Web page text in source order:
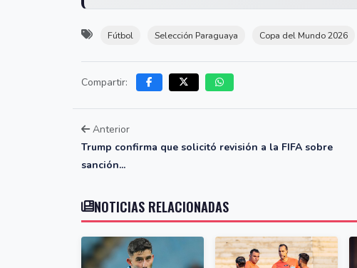
Fútbol Selección Paraguaya Copa del Mundo 2026
Compartir:
Anterior
Trump confirma que solicitó revisión a la FIFA sobre
sanción...
NOTICIAS RELACIONADAS